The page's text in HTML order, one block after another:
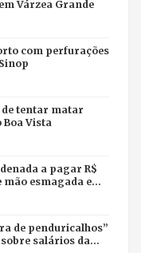
Várzea Grande
com perfurações
de tentar matar
Boa Vista
a pagar R$
mão esmagada em
de penduricalhos”
salários da